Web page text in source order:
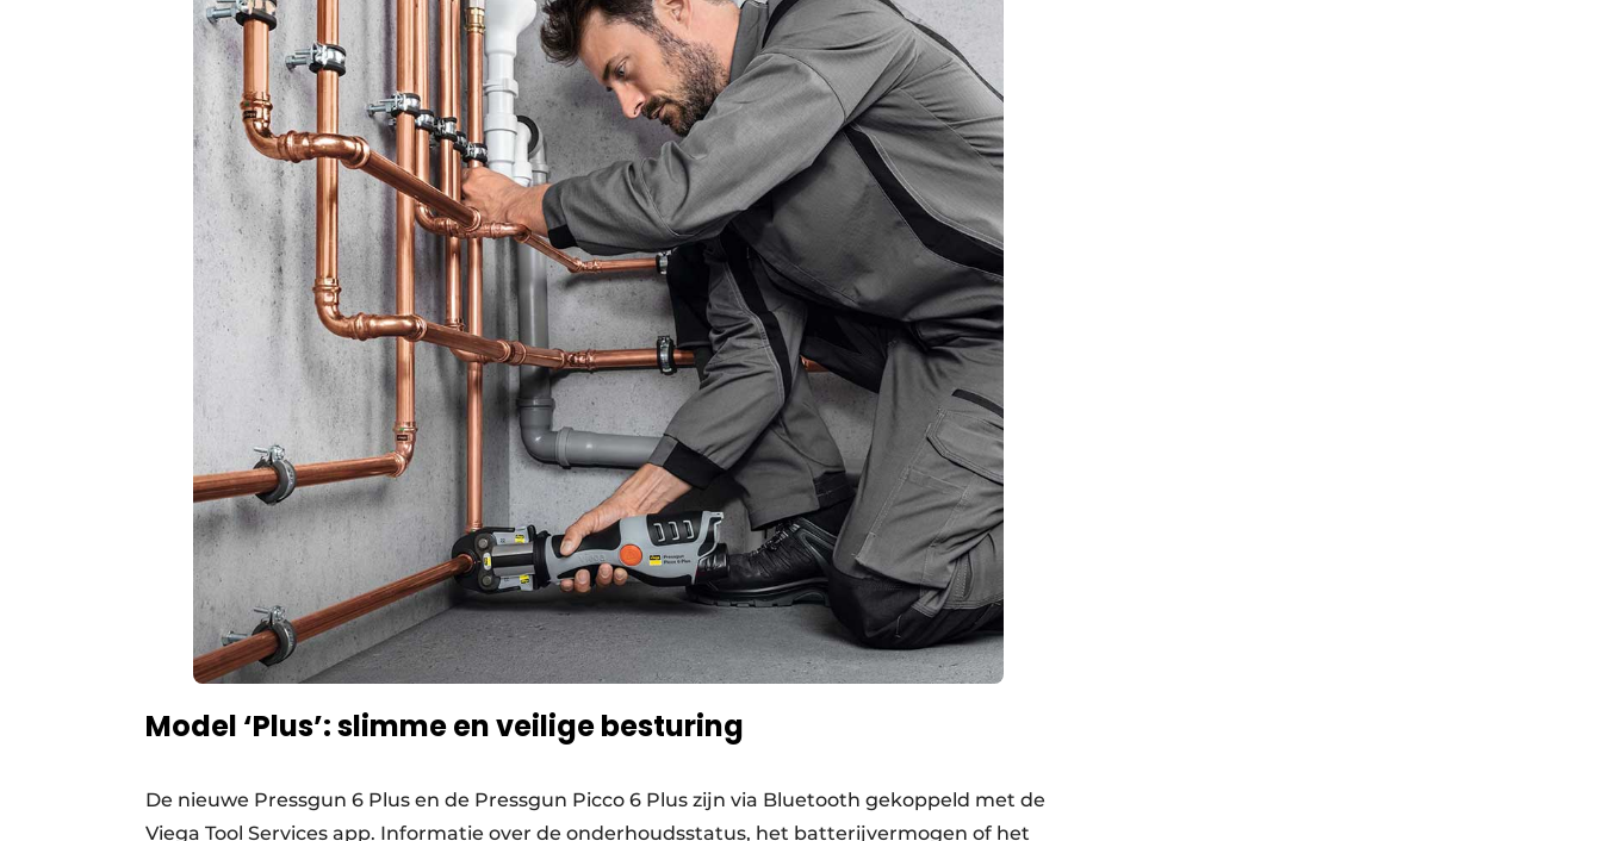
Model ‘Plus’: slimme en veilige besturing
De nieuwe Pressgun 6 Plus en de Pressgun Picco 6 Plus zijn via Bluetooth gekoppeld met de
Viega Tool Services app. Informatie over de onderhoudsstatus, het batterijvermogen of het